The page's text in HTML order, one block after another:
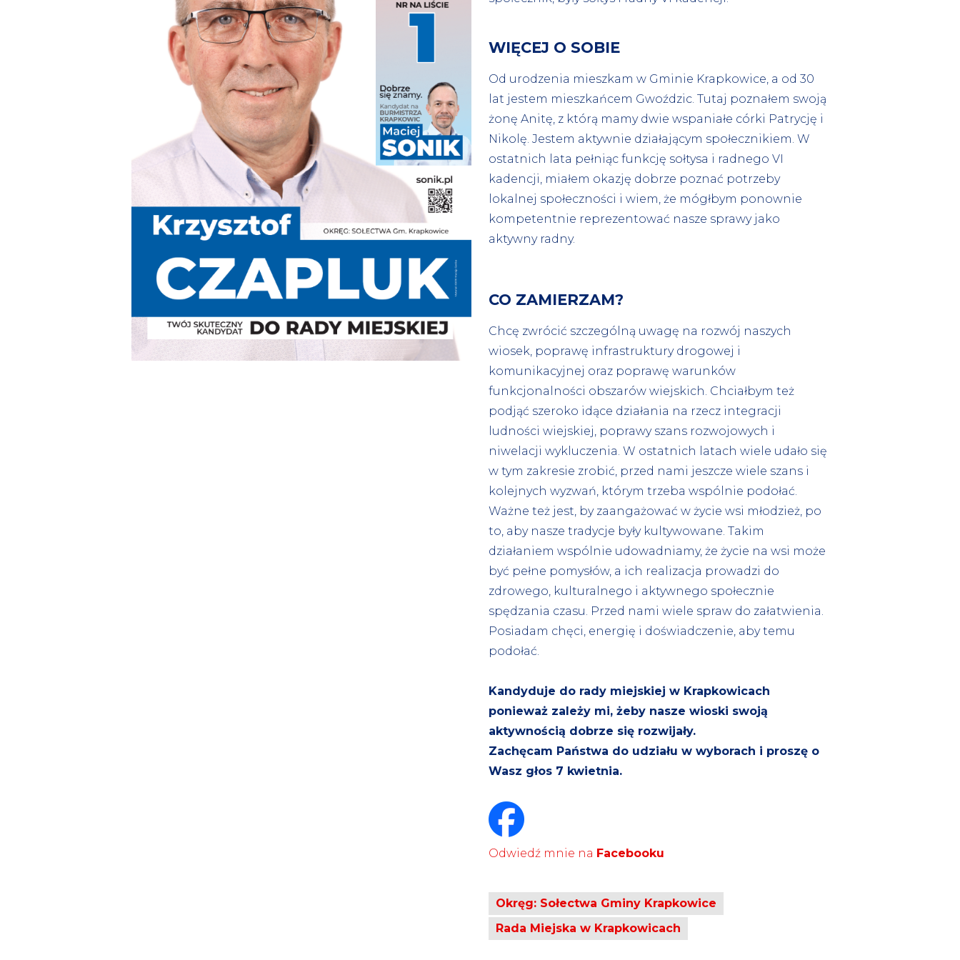
WIĘCEJ O SOBIE
Od urodzenia mieszkam w Gminie Krapkowice, a od 30
lat jestem mieszkańcem Gwoździc. Tutaj poznałem swoją
żonę Anitę, z którą mamy dwie wspaniałe córki Patrycję i
Nikolę. Jestem aktywnie działającym społecznikiem. W
ostatnich lata pełniąc funkcję sołtysa i radnego VI
kadencji, miałem okazję dobrze poznać potrzeby
lokalnej społeczności i wiem, że mógłbym ponownie
kompetentnie reprezentować nasze sprawy jako
aktywny radny.
CO ZAMIERZAM?
Chcę zwrócić szczególną uwagę na rozwój naszych
wiosek, poprawę infrastruktury drogowej i
komunikacyjnej oraz poprawę warunków
funkcjonalności obszarów wiejskich. Chciałbym też
podjąć szeroko idące działania na rzecz integracji
ludności wiejskiej, poprawy szans rozwojowych i
niwelacji wykluczenia. W ostatnich latach wiele udało się
w tym zakresie zrobić, przed nami jeszcze wiele szans i
kolejnych wyzwań, którym trzeba wspólnie podołać.
Ważne też jest, by zaangażować w życie wsi młodzież, po
to, aby nasze tradycje były kultywowane. Takim
działaniem wspólnie udowadniamy, że życie na wsi może
być pełne pomysłów, a ich realizacja prowadzi do
zdrowego, kulturalnego i aktywnego społecznie
spędzania czasu. Przed nami wiele spraw do załatwienia.
Posiadam chęci, energię i doświadczenie, aby temu
podołać.
Kandyduje do rady miejskiej w Krapkowicach
ponieważ zależy mi, żeby nasze wioski swoją
aktywnością dobrze się rozwijały.
Zachęcam Państwa do udziału w wyborach i proszę o
Wasz głos 7 kwietnia.
Odwiedź mnie na Facebooku
Okręg: Sołectwa Gminy Krapkowice
Rada Miejska w Krapkowicach